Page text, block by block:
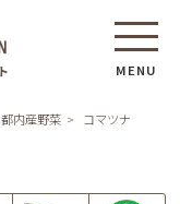
MENU
都内産野菜 コマツナ